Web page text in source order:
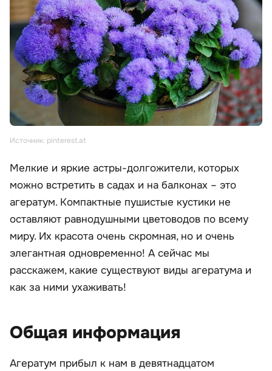
Источник: pinterest.at
Мелкие и яркие астры-долгожители, которых
можно встретить в садах и на балконах – это
агератум. Компактные пушистые кустики не
оставляют равнодушными цветоводов по всему
миру. Их красота очень скромная, но и очень
элегантная одновременно! А сейчас мы
расскажем, какие существуют виды агератума и
как за ними ухаживать!
Общая информация
Агератум прибыл к нам в девятнадцатом